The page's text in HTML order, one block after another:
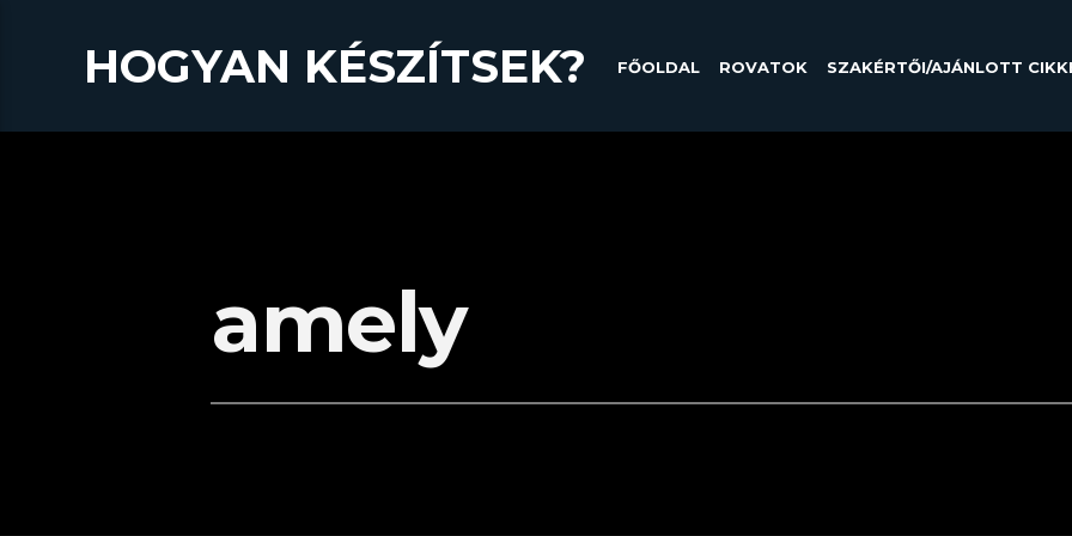
HOGYAN KÉSZÍTSEK? FŐOLDAL ROVATOK SZAKÉRTŐI/AJÁNLOTT
amely